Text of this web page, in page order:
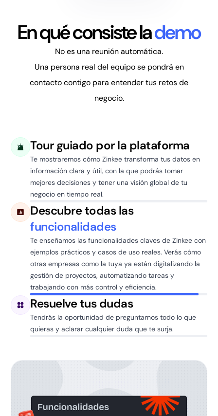
En qué consiste lademo
No es una reunión automática.
Una persona real del equipo se pondrá en
contacto contigo para entender tus retos de
negocio.
Tour guiado por la plataforma
Te mostraremos cómo Zinkee transforma tus datos en
información clara y útil, con la que podrás tomar
mejores decisiones y tener una visión global de tu
negocio en tiempo real.
Descubre todas las
funcionalidades
Te enseñamos las funcionalidades claves de Zinkee con
ejemplos prácticos y casos de uso reales. Verás cómo
otras empresas como la tuya ya están digitalizando la
gestión de proyectos, automatizando tareas y
trabajando con más control y eficiencia.
Resuelve tus dudas
Tendrás la oportunidad de preguntarnos todo lo que
quieras y aclarar cualquier duda que te surja.